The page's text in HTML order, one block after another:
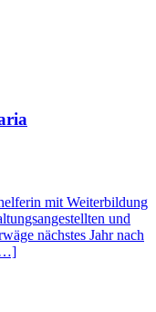
mit Weiterbildung
und
nächstes Jahr nach